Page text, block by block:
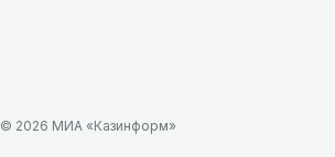
© 2026 МИА «Казинформ»